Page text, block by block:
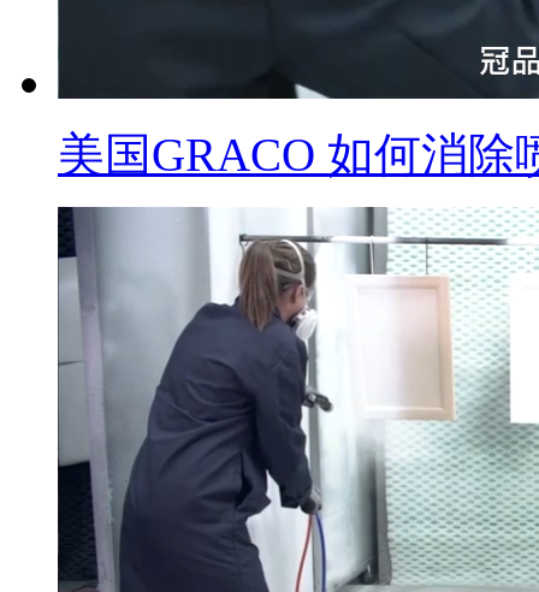
美国GRACO 如何消除